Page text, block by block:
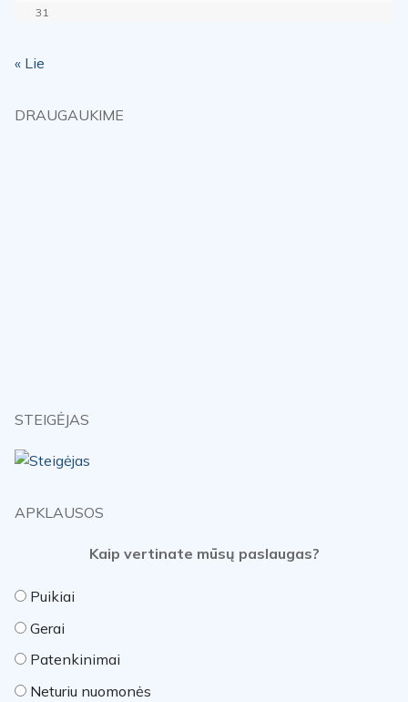
31
« Lie
DRAUGAUKIME
STEIGĖJAS
APKLAUSOS
Kaip vertinate mūsų paslaugas?
Puikiai
Gerai
Patenkinimai
Neturiu nuomonės